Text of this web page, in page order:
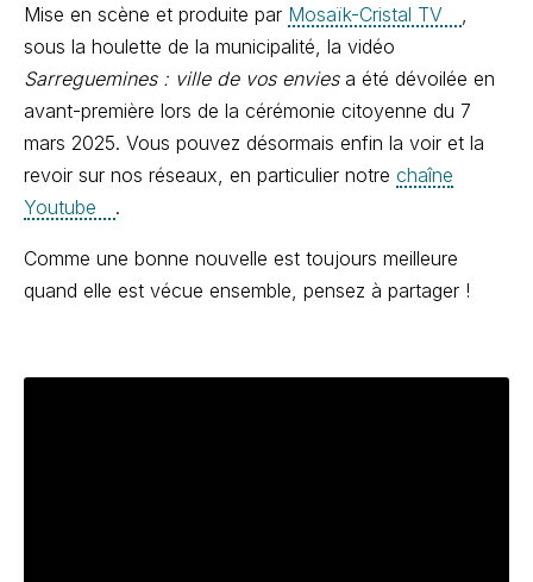
Mise en scène et produite par Mosaïk-Cristal TV
sous la houlette de la municipalité, la vidéo
Sarreguemines : ville de vos enviesa été dévoilée en
avant-première lors de la cérémonie citoyenne du 7
mars 2025. Vous pouvez désormais enfin la voir et la
revoir sur nos réseaux, en particulier notre chaîne
Youtube
.
Comme une bonne nouvelle est toujours meilleure
quand elle est vécue ensemble, pensez à partager !